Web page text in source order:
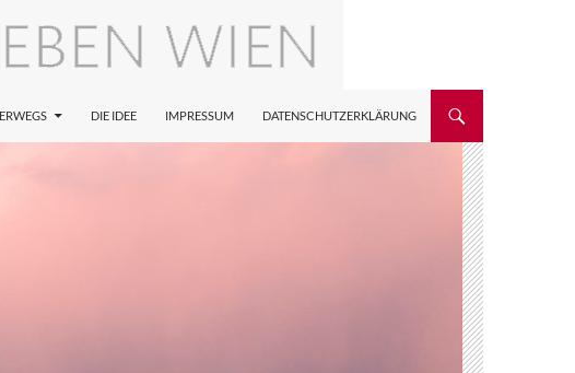
DIE IDEE IMPRESSUM DATENSCHUTZERKLÄRUNG